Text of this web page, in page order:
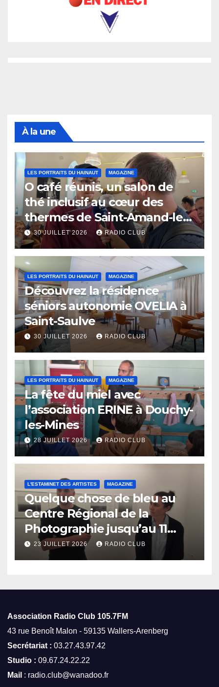
À la une
LES PORTRAITS DU HAINAUT MAGAZINE
O café réunis, un salon de
thé inclusif au cœur des
thermes de Saint-Amand-les-
Eaux
30 JUILLET 2026 RADIO CLUB
LES PORTRAITS DU HAINAUT MAGAZINE
Découvrez la résidence
séniors autonomie OVELIA à
Saint-Saulve
30 JUILLET 2026 RADIO CLUB
LES PORTRAITS DU HAINAUT MAGAZINE
La fête du miel avec
l’association ERINE à Douchy-
les-Mines
28 JUILLET 2026 RADIO CLUB
L'ESTAMINET DES ARTISTES MAGAZINE
Quelque chose de bleu au
Centre Régional de la
Photographie jusqu’au 11
octobre
23 JUILLET 2026 RADIO CLUB
Association Radio Club 105.7FM
43 rue Benoît Malon - 59135 Wallers-Arenberg
Secrétariat : 03.27.43.97.42
Studio : 09.67.24.22.22
Mail : radio.club@wanadoo.fr